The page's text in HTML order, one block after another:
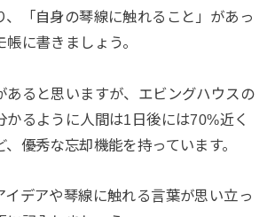
、「自身の琴線に触れること」があっ
に書きましょう。
あると思いますが、エビングハウスの
かるように人間は1日後には70%近く
優秀な忘却機能を持っています。
イデアや琴線に触れる言葉が思い立っ